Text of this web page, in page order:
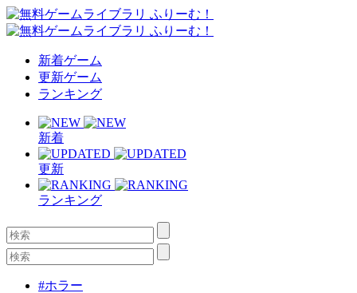
新着ゲーム
更新ゲーム
ランキング
新着
更新
ランキング
#ホラー